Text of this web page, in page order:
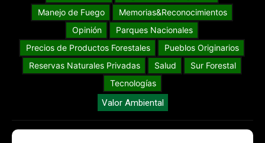
Manejo de Fuego
Memorias&Reconocimientos
Opinión
Parques Nacionales
Precios de Productos Forestales
Pueblos Originarios
Reservas Naturales Privadas
Salud
Sur Forestal
Tecnologías
Valor Ambiental